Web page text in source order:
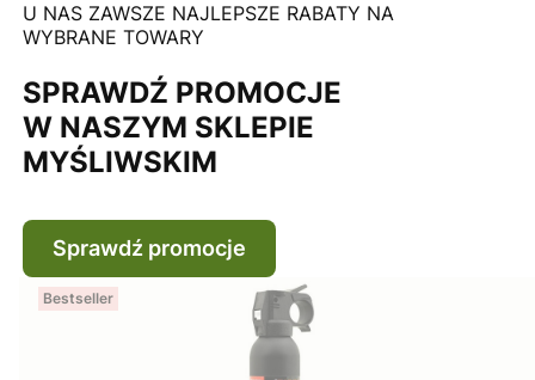
U NAS ZAWSZE NAJLEPSZE RABATY NA
WYBRANE TOWARY
SPRAWDŹ PROMOCJE
W NASZYM SKLEPIE
MYŚLIWSKIM
Sprawdź promocje
Bestseller